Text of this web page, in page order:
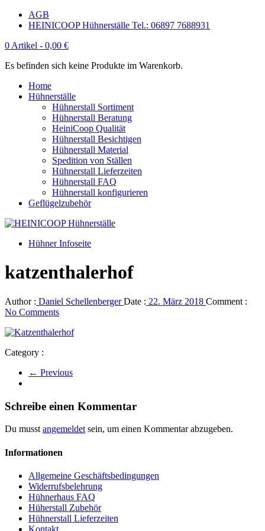
AGB
HEINICOOP Hühnerställe Tel.: 06897 7688931
0 Artikel - 0,00 €
Es befinden sich keine Produkte im Warenkorb.
Home
Hühnerställe
Hühnerstall Sortiment
Hühnerstall Beratung
HeiniCoop Qualität
Hühnerstall Besichtigen
Hühnerstall Material
Spedition von Ställen
Hühnerstall Lieferzeiten
Hühnerstall FAQ
Hühnerstall konfigurieren
Geflügelzubehör
Hühner Infoseite
katzenthalerhof
Author : Daniel SchellenbergerDate : 22. März 2018 Comment :
No Comments
Category :
← Previous
Schreibe einen Kommentar
Du musst angemeldet sein, um einen Kommentar abzugeben.
Informationen
Allgemeine Geschäftsbedingungen
Widerrufsbelehrung
Hühnerhaus FAQ
Hüherstall Zubehör
Hühnerstall Lieferzeiten
Kontakt